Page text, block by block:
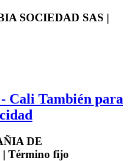
SOCIEDAD SAS |
Cali También para
DE
Término fijo